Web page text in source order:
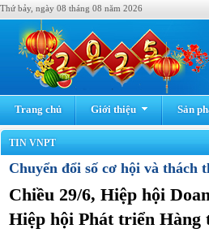
Thứ bảy, ngày 08 tháng 08 năm 2026
Trang chủ Giới thiệu Sản
TIN VNPT
Chuyển đổi số cơ hội và thách
Chiều 29/6, Hiệp hội
Hiệp hội Phát triển Hàng